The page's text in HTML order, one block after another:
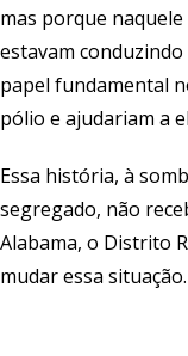
mas porque
estavam
papel fundamental
pólio e ajudariam a
Essa história, à
segregado, não
Alabama, o Distrito
mudar essa situação.